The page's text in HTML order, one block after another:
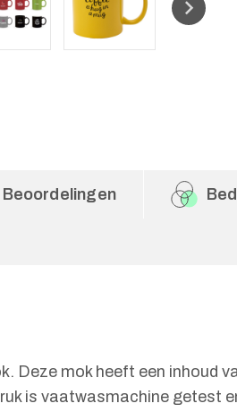
Beoordelingen
Deze mok heeft een inhoud
is vaatwasmachine getest